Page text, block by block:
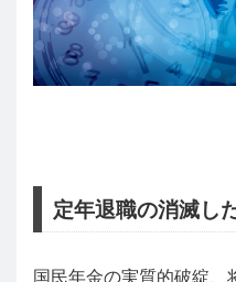
定年退職の消滅し
国民年金の実質的破綻、